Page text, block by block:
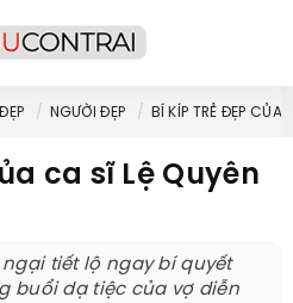
NGƯỜI ĐẸP BÍ KÍP TRẺ ĐẸP CỦA
ca sĩ Lệ Quyên
tiết lộ ngay bí quyết
buổi dạ tiệc của vợ diễn